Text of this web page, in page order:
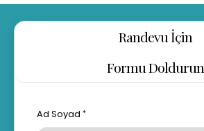
Randevu İçin
Formu Doldurun
Ad Soyad